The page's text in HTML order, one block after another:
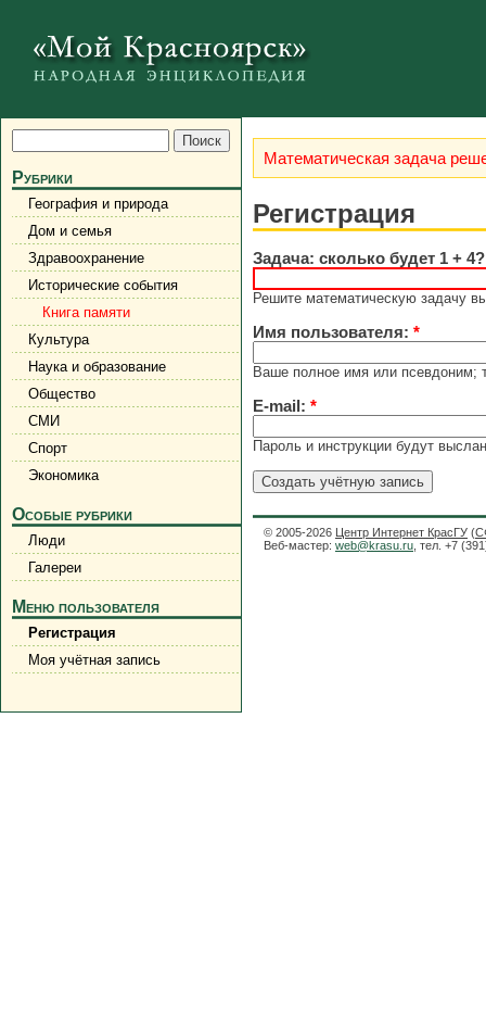
Рубрики
География и природа
Дом и семья
Здравоохранение
Исторические события
Книга памяти
Культура
Наука и образование
Общество
СМИ
Спорт
Экономика
Особые рубрики
Люди
Галереи
Меню пользователя
Регистрация
Моя учётная запись
Математическая задача
Регистрация
Задача: сколько будет 1 +
Решите математическую задачу
Имя пользователя: *
Ваше полное имя или псевдоним;
E-mail: *
Пароль и инструкции будут
© 2005-2026 Центр Интернет КрасГУ (
Веб-мастер: web@krasu.ru , тел. +7